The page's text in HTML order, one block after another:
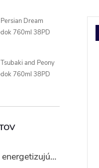
Dream
760ml 38PD
and Peony
760ml 38PD
Kallos MULTIVITAMIN energetizujúci šampón na vlasy 1 l